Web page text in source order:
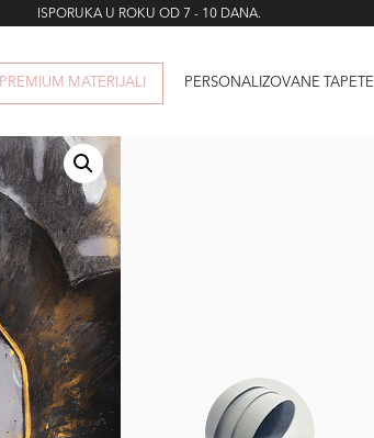
ISPORUKA U ROKU OD 7 - 10 DANA.
PREMIUM MATERIJALI PERSONALIZOVANE TAPETE